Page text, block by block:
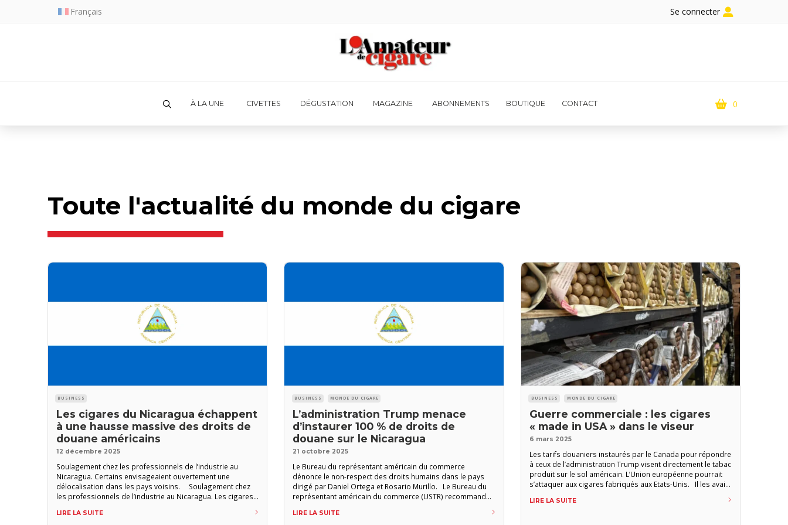
Français Se connecter
À LA UNE CIVETTES DÉGUSTATION MAGAZINE ABONNEMENTS BOUTIQUE CONTACT 0
Toute l'actualité du monde du cigare
BUSINESS
Les cigares du Nicaragua échappent
à une hausse massive des droits de
douane américains
12 décembre 2025
Soulagement chez les professionnels de l’industrie au
Nicaragua. Certains envisageaient ouvertement une
délocalisation dans les pays voisins. Soulagement chez
les professionnels de l’industrie au Nicaragua. Les cigares
soumis à une hausse de 100 % des droits de douane
LIRE LA SUITE
BUSINESS MONDE DU CIGARE
L’administration Trump menace
d’instaurer 100 % de droits de
douane sur le Nicaragua
21 octobre 2025
Le Bureau du représentant américain du commerce
dénonce le non-respect des droits humains dans le pays
dirigé par Daniel Ortega et Rosario Murillo. Le Bureau du
représentant américain du commerce (USTR) recommande
guise de sanctions contre le non-respect des libertés
LIRE LA SUITE
BUSINESS MONDE DU CIGARE
Guerre commerciale : les cigares
« made in USA » dans le viseur
6 mars 2025
Les tarifs douaniers instaurés par le Canada pour répondre
à ceux de l’administration Trump visent directement le tabac
produit sur le sol américain. L’Union européenne pourrait
s’attaquer aux cigares fabriqués aux Etats-Unis. Il les avait
douaniers de 25 % voulus par Donald Trump sur toutes les
LIRE LA SUITE